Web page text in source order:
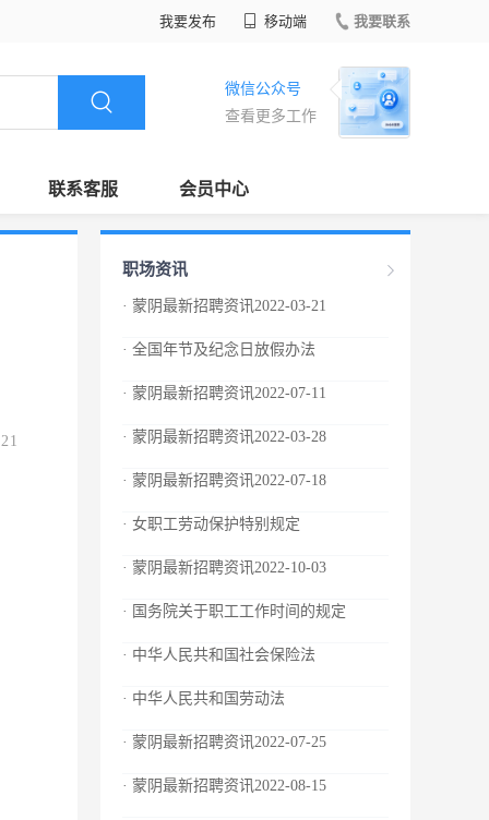
我要发布 移动端 我要联系
微信公众号
查看更多工作
联系客服 会员中心
职场资讯
· 蒙阴最新招聘资讯2022-03-21
· 全国年节及纪念日放假办法
· 蒙阴最新招聘资讯2022-07-11
· 蒙阴最新招聘资讯2022-03-28
· 蒙阴最新招聘资讯2022-07-18
· 女职工劳动保护特别规定
· 蒙阴最新招聘资讯2022-10-03
· 国务院关于职工工作时间的规定
· 中华人民共和国社会保险法
· 中华人民共和国劳动法
· 蒙阴最新招聘资讯2022-07-25
· 蒙阴最新招聘资讯2022-08-15